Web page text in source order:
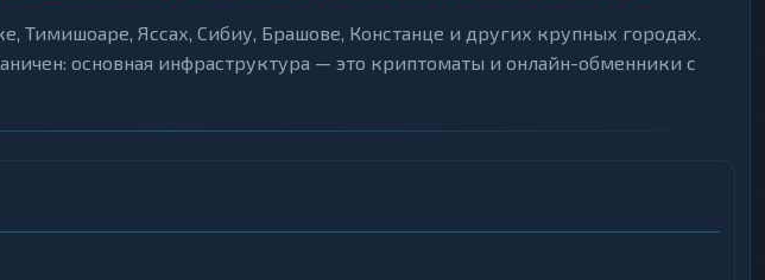
Тимишоаре, Яссах, Сибиу, Брашове, Констанце и других крупных городах.
основная инфраструктура — это криптоматы и онлайн-обменники с